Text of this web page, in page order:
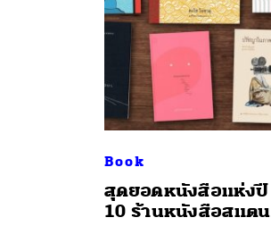
Book
สุดยอดหนังสือแห่งปี
10 ร้านหนังสือสแต